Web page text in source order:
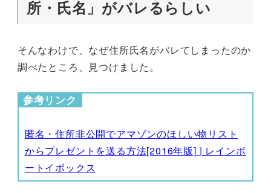
所・氏名」がバレるらしい
そんなわけで、なぜ住所氏名がバレてしまったのか
調べたところ、見つけました。
参考リンク
匿名・住所非公開でアマゾンのほしい物リスト
からプレゼントを送る方法[2016年版] | レインボ
ートイボックス